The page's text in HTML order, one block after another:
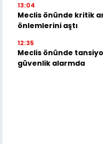
13:04
Meclis önünde kritik
önlemlerini aştı
12:35
Meclis önünde
güvenlik alarmda